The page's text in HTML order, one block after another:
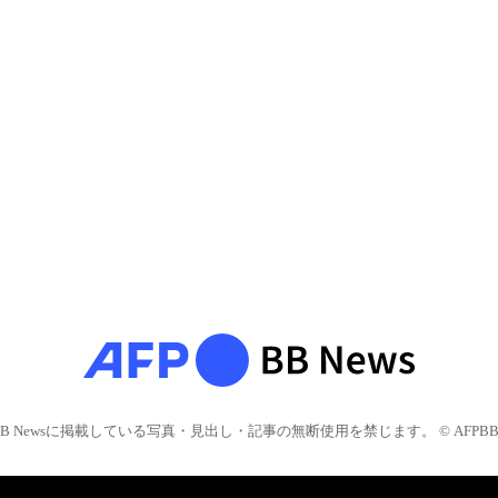
Newsに掲載している写真・見出し・記事の無断使用を禁じます。 © AFPBB